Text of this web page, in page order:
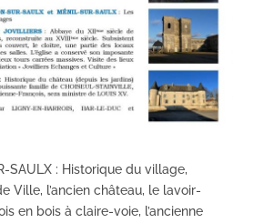
SAULX : Historique du village,
Ville, l’ancien château, le lavoir-
en bois à claire-voie, l’ancienne